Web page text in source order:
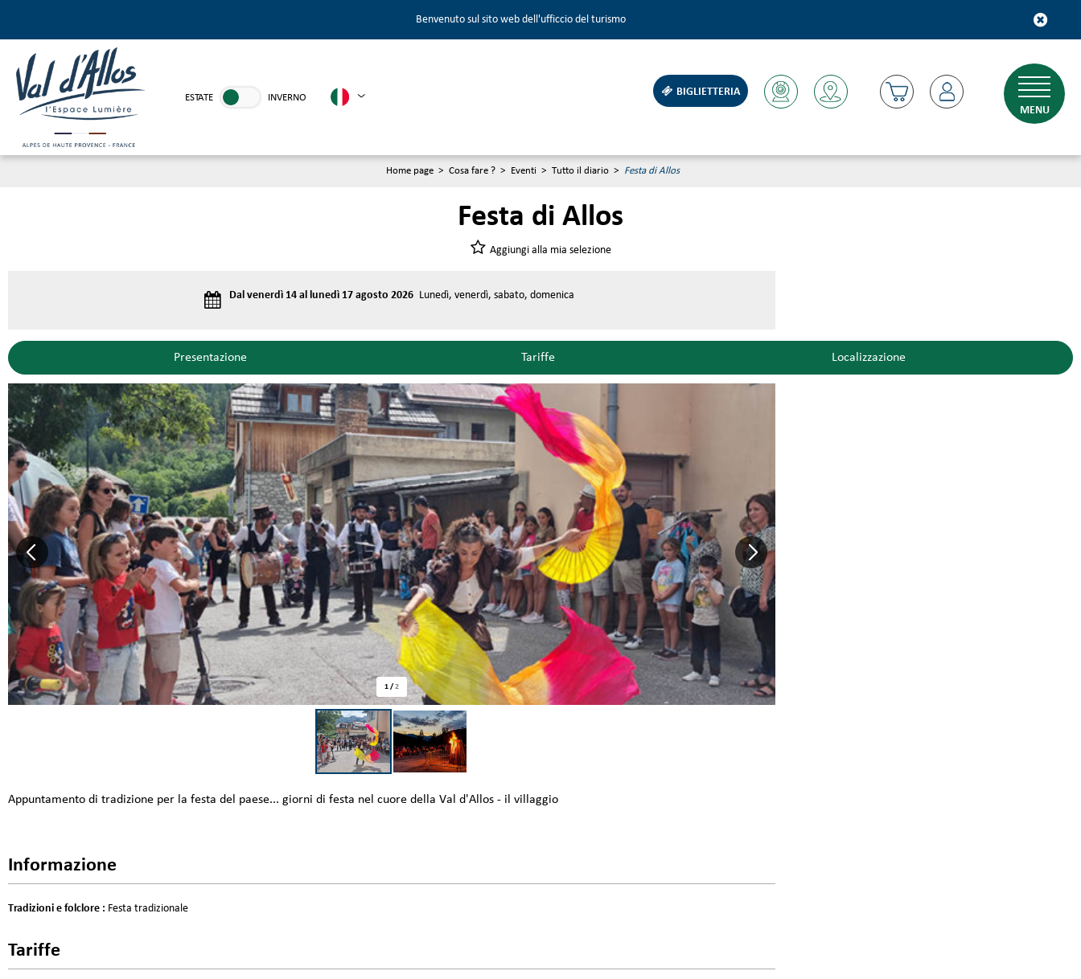
Benvenuto sul sito web dell'ufficcio del turismo
ESTATE INVERNO
BIGLIETTERIA
MENU
Home page > Cosa fare ? > Eventi > Tutto il diario > Festa di Allos
Festa di Allos
Aggiungi alla mia selezione
Dal venerdì 14 al lunedì 17 agosto 2026 Lunedì, venerdì, sabato, domenica
Presentazione Tariffe Localizzazione
1/2
Appuntamento di tradizione per la festa del paese... giorni di festa nel cuore della Val d'Allos - il villaggio
Informazione
Tradizioni e folclore : Festa tradizionale
Tariffe